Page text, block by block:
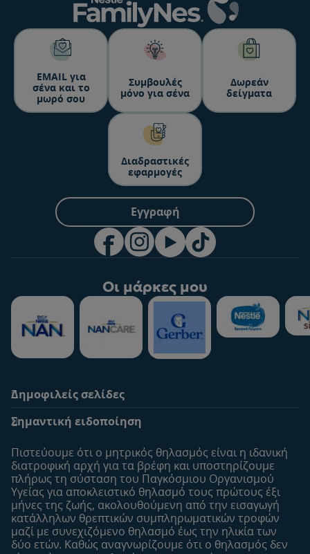
ΕΜΑΙL για
σένα και το
μωρό σου
Συμβουλές
μόνο για σένα
Δωρεάν
δείγματα
Διαδραστικές
εφαρμογές
Εγγραφή
Οι μάρκες μου
Δημοφιλείς σελίδες
Οι Ειδικοί μας
Συχνές ερωτήσεις
Αναζήτηση
Επικοινώνησε μαζί μας
Σχετικά με εμάς
Η σελίδα μου
Το προφίλ μου
Είσοδος/Εγγραφή
Προϊόντα
Εύρεση προϊόντος
Σημαντική ειδοποίηση
Πιστεύουμε ότι ο μητρικός θηλασμός είναι η ιδανική
διατροφική αρχή για τα βρέφη και υποστηρίζουμε
πλήρως τη σύσταση του Παγκόσμιου Οργανισμού
Υγείας για αποκλειστικό θηλασμό τους πρώτους έξι
μήνες της ζωής, ακολουθούμενη από την εισαγωγή
κατάλληλων θρεπτικών συμπληρωματικών τροφών
μαζί με συνεχιζόμενο θηλασμό έως την ηλικία των
δύο ετών. Καθώς αναγνωρίζουμε ότι ο θηλασμός δεν